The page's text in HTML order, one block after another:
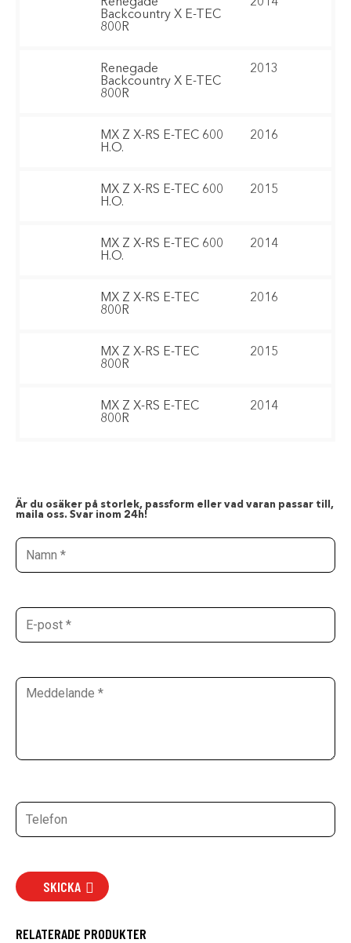
Backcountry X E-TEC
800R
Renegade
Backcountry X E-TEC
800R
2013
MX Z X-RS E-TEC 600
H.O.
2016
MX Z X-RS E-TEC 600
H.O.
2015
MX Z X-RS E-TEC 600
H.O.
2014
MX Z X-RS E-TEC
800R
2016
MX Z X-RS E-TEC
800R
2015
MX Z X-RS E-TEC
800R
2014
Är du osäker på storlek, passform eller vad varan passar till,
maila oss. Svar inom 24h!
SKICKA
RELATERADE PRODUKTER